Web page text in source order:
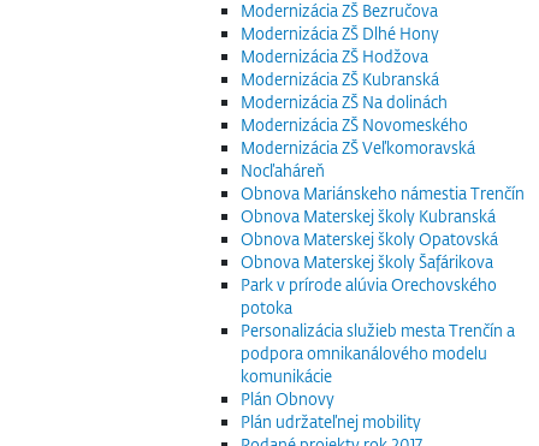
Modernizácia ZŠ Bezručova
Modernizácia ZŠ Dlhé Hony
Modernizácia ZŠ Hodžova
Modernizácia ZŠ Kubranská
Modernizácia ZŠ Na dolinách
Modernizácia ZŠ Novomeského
Modernizácia ZŠ Veľkomoravská
Nocľaháreň
Obnova Mariánskeho námestia Trenčín
Obnova Materskej školy Kubranská
Obnova Materskej školy Opatovská
Obnova Materskej školy Šafárikova
Park v prírode alúvia Orechovského
potoka
Personalizácia služieb mesta Trenčín a
podpora omnikanálového modelu
komunikácie
Plán Obnovy
Plán udržateľnej mobility